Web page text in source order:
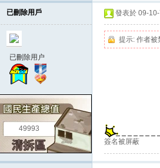
已刪除用戶
已刪除用户
49993
發表於 09-
提示: 作者被
簽名被屏蔽